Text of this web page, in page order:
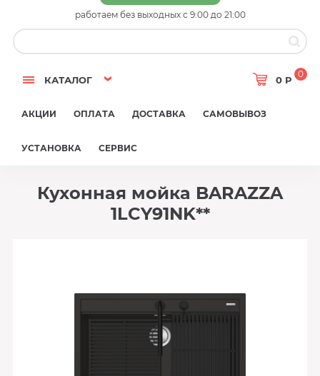
работаем без выходных с 9:00 до 21:00
КАТАЛОГ 0 Р
0
АКЦИИ ОПЛАТА ДОСТАВКА САМОВЫВОЗ
УСТАНОВКА СЕРВИС
Кухонная мойка BARAZZA
1LCY91NK**